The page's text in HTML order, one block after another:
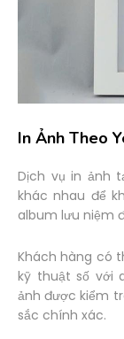
In Ảnh Theo
Dịch vụ in ảnh
khác nhau để
album lưu niệm
Khách hàng có
kỹ thuật số với
ảnh được kiểm
sắc chính xác.